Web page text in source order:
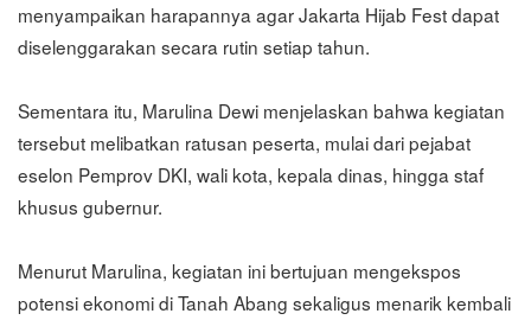
menyampaikan harapannya agar Jakarta Hijab Fest dapat
diselenggarakan secara rutin setiap tahun.
Sementara itu, Marulina Dewi menjelaskan bahwa kegiatan
tersebut melibatkan ratusan peserta, mulai dari pejabat
eselon Pemprov DKI, wali kota, kepala dinas, hingga staf
khusus gubernur.
Menurut Marulina, kegiatan ini bertujuan mengekspos
potensi ekonomi di Tanah Abang sekaligus menarik kembali